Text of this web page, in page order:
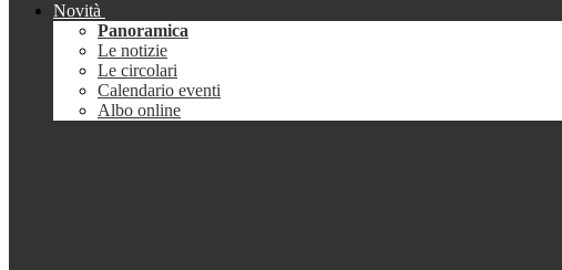
Novità
Panoramica
Le notizie
Le circolari
Calendario eventi
Albo online